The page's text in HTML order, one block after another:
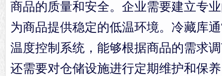
商品的质量和安全。企业需要建立专
为商品提供稳定的低温环境。冷藏库
温度控制系统，能够根据商品的需求
还需要对仓储设施进行定期维护和保